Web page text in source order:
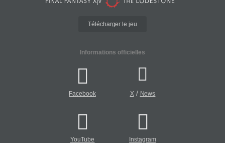
Télécharger le jeu
Informations officielles
Facebook X/ News
YouTube Instagram